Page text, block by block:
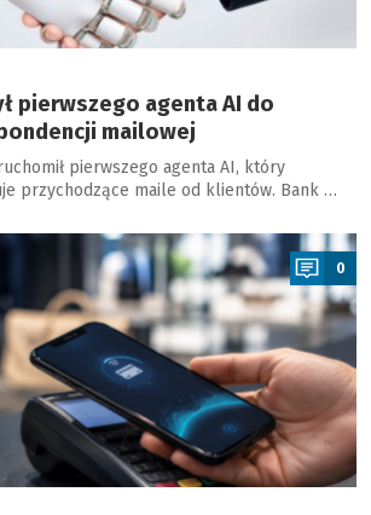
pierwszego agenta AI do
mailowej
pierwszego agenta AI, który
przychodzące maile od klientów. Bank …
0